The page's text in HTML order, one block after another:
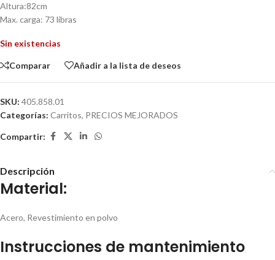
Altura:82cm
Max. carga: 73 libras
Sin existencias
Comparar Añadir a la lista de deseos
SKU: 405.858.01
Categorías: Carritos, PRECIOS MEJORADOS
Compartir:
Descripción
Material:
Acero, Revestimiento en polvo
Instrucciones de mantenimiento